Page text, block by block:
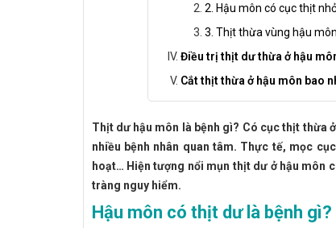
2. Hậu môn có cục thịt
3. Thịt thừa vùng hậu
Điều trị thịt dư thừa ở hậu
Cắt thịt thừa ở hậu môn bao
Thịt dư hậu môn là bệnh gì? Có cục thịt thừa
nhiều bệnh nhân quan tâm. Thực tế, mọc
hoạt… Hiện tượng nổi mụn thịt dư ở hậu môn
tràng nguy hiểm.
Hậu môn có thịt dư là bệnh gì?